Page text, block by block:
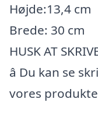
Højde:13,4 cm
Brede: 30 cm
HUSK AT
â Du kan se
vores